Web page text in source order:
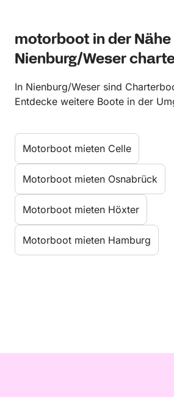
motorboot in der Nähe
Nienburg/Weser
In Nienburg/Weser sind
Entdecke weitere Boote in der
Motorboot mieten Celle
Motorboot mieten Osnabrück
Motorboot mieten Höxter
Motorboot mieten Hamburg